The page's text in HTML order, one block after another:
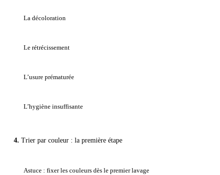
La décoloration
Le rétrécissement
L’usure prématurée
L’hygiène insuffisante
Trier par couleur : la première étape
Astuce : fixer les couleurs dès le premier lavage